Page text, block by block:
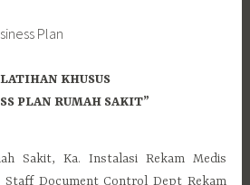
KHUSUS
PLAN RUMAH SAKIT”
Sakit, Ka. Instalasi Rekam Medis
Staff Document Control Dept Rekam